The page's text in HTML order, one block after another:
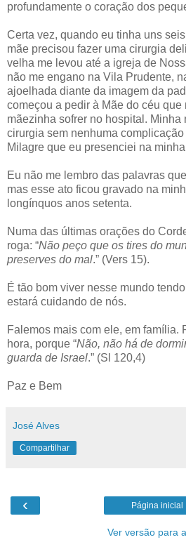
profundamente o coração dos
Certa vez, quando eu tinha uns
mãe precisou fazer uma cirurgia
velha me levou até a igreja de
não me engano na Vila Prudente,
ajoelhada diante da imagem da
começou a pedir à Mãe do céu
mãezinha sofrer no hospital. Minha
cirurgia sem nenhuma
Milagre que eu presenciei na
Eu não me lembro das palavras
mas esse ato ficou gravado na
longínquos anos setenta.
Numa das últimas orações do
roga: “Não peço que os tires do
preserves do mal.” (Vers 15).
É tão bom viver nesse mundo
estará cuidando de nós.
Falemos mais com ele, em família.
hora, porque “Não, não há de
guarda de Israel.” (Sl 120,4)
Paz e Bem
José Alves
Compartilhar
‹ Página inicial
Ver versão para